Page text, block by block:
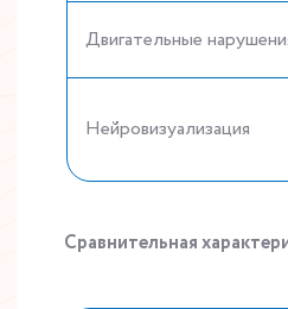
Двигательные
Нейровизуализация
Сравнительная